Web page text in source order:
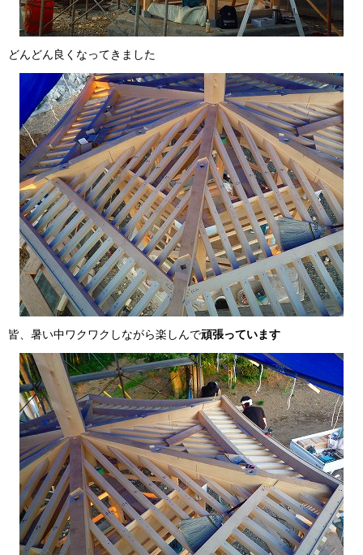
どんどん良くなってきました
皆、暑い中ワクワクしながら楽しんで頑張っています